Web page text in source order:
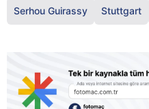
Serhou Guirassy Stuttgart